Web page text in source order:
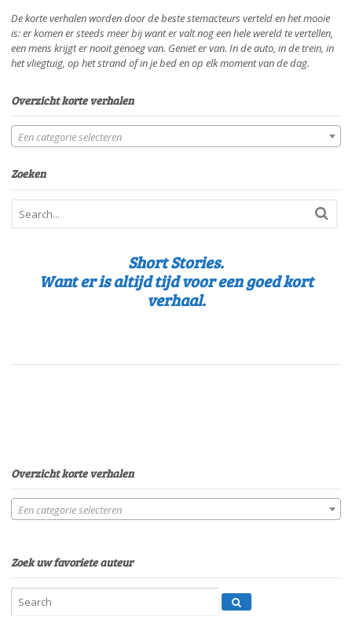
De korte verhalen worden door de beste stemacteurs verteld en het mooie
is: er komen er steeds meer bij want er valt nog een hele wereld te vertellen,
een mens krijgt er nooit genoeg van. Geniet er van. In de auto, in de trein, in
het vliegtuig, op het strand of in je bed en op elk moment van de dag.
Overzicht korte verhalen
Een categorie selecteren
Zoeken
Short Stories.
Want er is altijd tijd voor een goed kort
verhaal.
Overzicht korte verhalen
Een categorie selecteren
Zoek uw favoriete auteur